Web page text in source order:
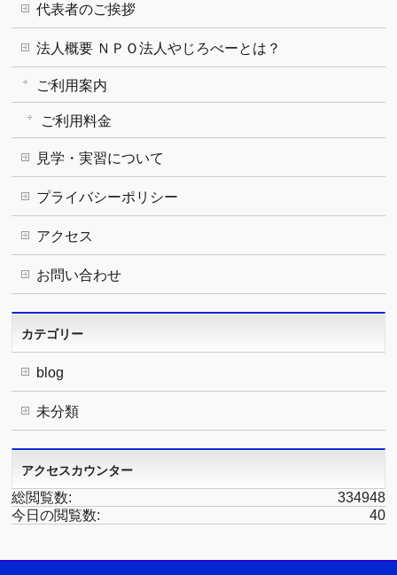
代表者のご挨拶
法人概要 ＮＰＯ法人やじろべーとは？
ご利用案内
ご利用料金
見学・実習について
プライバシーポリシー
アクセス
お問い合わせ
カテゴリー
blog
未分類
アクセスカウンター
334948
総閲覧数:
40
今日の閲覧数: